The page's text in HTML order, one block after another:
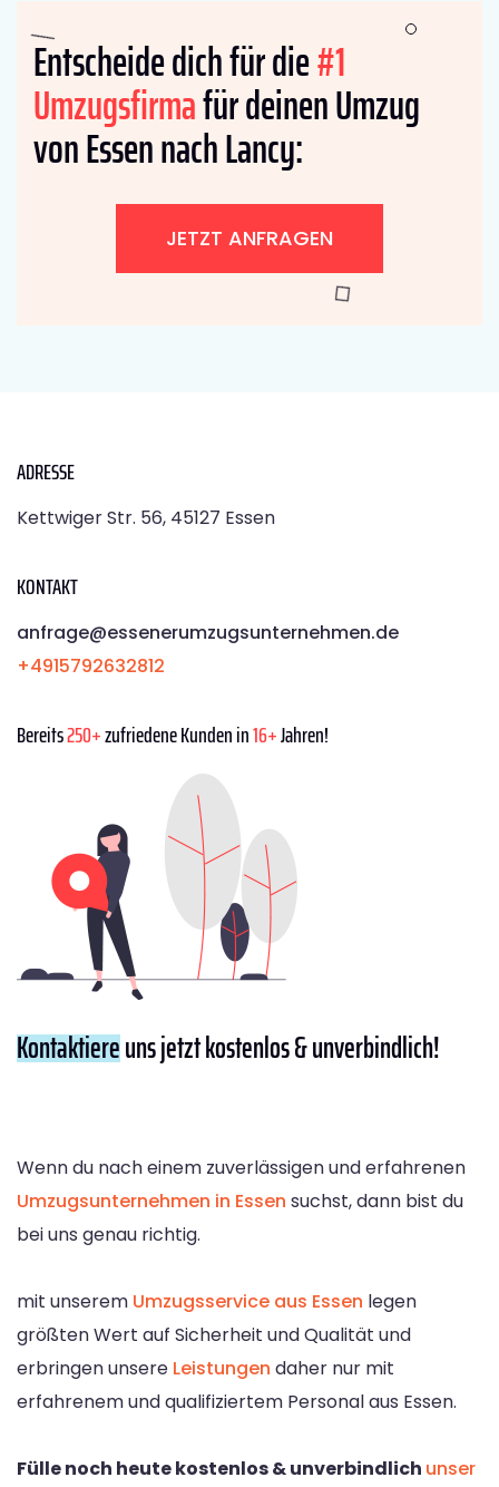
Entscheide dich für die#1
Umzugsfirmafür deinen Umzug
von Essen nach Lancy:
JETZT ANFRAGEN
ADRESSE
Kettwiger Str. 56, 45127 Essen
KONTAKT
anfrage@essenerumzugsunternehmen.de
+4915792632812
Bereits250+zufriedene Kunden in16+Jahren!
Kontaktiereuns jetzt kostenlos & unverbindlich!
Wenn du nach einem zuverlässigen und erfahrenen
Umzugsunternehmen in Essen suchst, dann bist du
bei uns genau richtig.
mit unserem Umzugsservice aus Essen legen
größten Wert auf Sicherheit und Qualität und
erbringen unsere Leistungen daher nur mit
erfahrenem und qualifiziertem Personal aus Essen.
Fülle noch heute kostenlos & unverbindlich unser